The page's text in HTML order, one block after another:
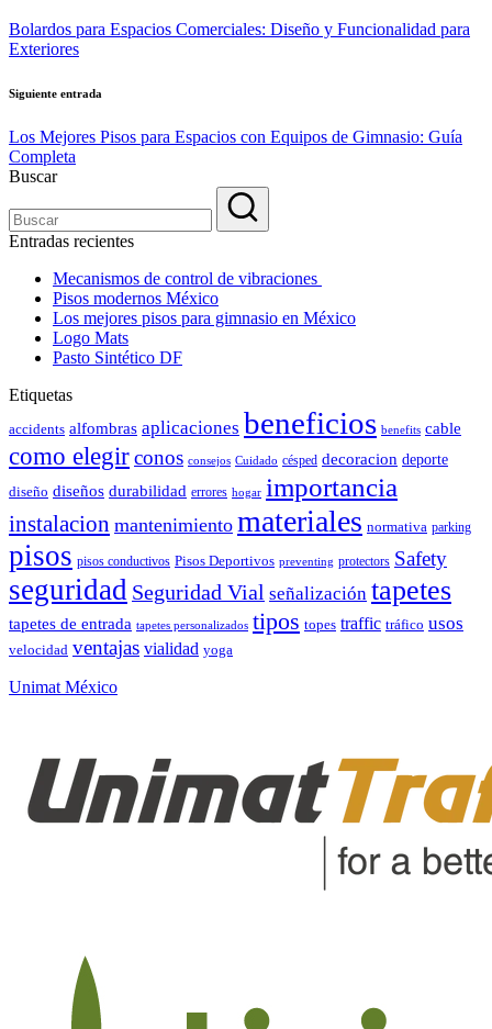
de
entradas
Bolardos para Espacios Comerciales: Diseño y Funcionalidad para
Exteriores
Siguiente entrada
Los Mejores Pisos para Espacios con Equipos de Gimnasio: Guía
Completa
Buscar
Entradas recientes
Mecanismos de control de vibraciones
Pisos modernos México
Los mejores pisos para gimnasio en México
Logo Mats
Pasto Sintético DF
Etiquetas
accidents alfombras aplicaciones beneficios benefits cable
como elegirconos consejos Cuidado césped decoracion deporte
diseño diseños durabilidad errores hogar importancia
instalacion mantenimiento materiales normativa parking
pisos pisos conductivos Pisos Deportivos preventing protectors Safety
seguridad Seguridad Vial señalización tapetes
tapetes de entrada tapetes personalizados tipos topes traffic tráfico usos
velocidad ventajas vialidad yoga
Unimat México